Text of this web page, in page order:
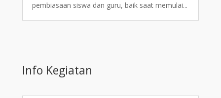
pembiasaan siswa dan guru, baik saat memulai...
Info Kegiatan